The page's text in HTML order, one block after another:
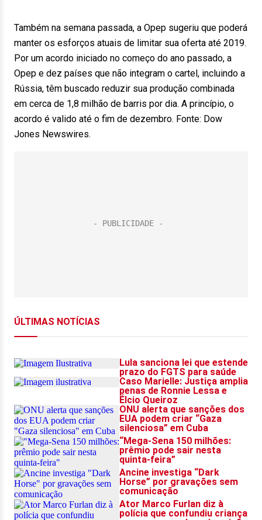
Também na semana passada, a Opep sugeriu que poderá
manter os esforços atuais de limitar sua oferta até 2019.
Por um acordo iniciado no começo do ano passado, a
Opep e dez países que não integram o cartel, incluindo a
Rússia, têm buscado reduzir sua produção combinada
em cerca de 1,8 milhão de barris por dia. A princípio, o
acordo é valido até o fim de dezembro. Fonte: Dow
Jones Newswires.